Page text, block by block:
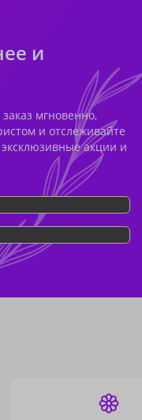
и
мгновенно,
и отслеживайте
акции и